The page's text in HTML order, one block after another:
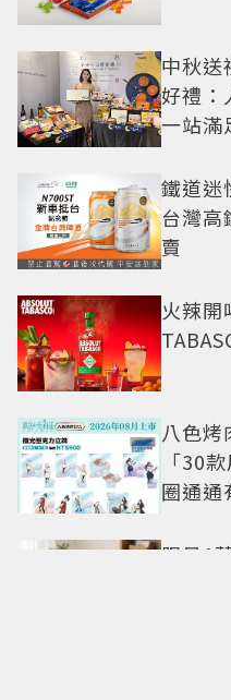
中秋送
好禮：
一站滿
鐵道迷
台灣高
賣
火辣開
八色
「30
圈通通
限量1